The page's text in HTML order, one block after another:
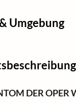
Umgebung
DER OPER